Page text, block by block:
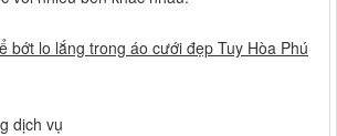
bớt lo lắng trong áo cưới đẹp Tuy Hòa Phú
dịch vụ